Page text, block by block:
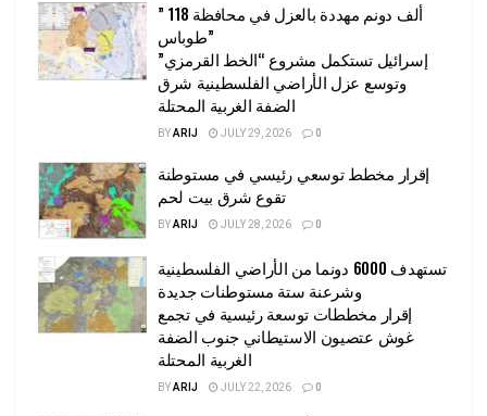
” 118 ألف دونم مهددة بالعزل في محافظة
طوباس”
إسرائيل تستكمل مشروع “الخط القرمزي”
وتوسع عزل الأراضي الفلسطينية شرق
الضفة الغربية المحتلة
BYARIJ JULY 29, 2026 0
إقرار مخطط توسعي رئيسي في مستوطنة
تقوع شرق بيت لحم
BYARIJ JULY 28, 2026 0
تستهدف 6000 دونما من الأراضي الفلسطينية
وشرعنة ستة مستوطنات جديدة
إقرار مخططات توسعة رئيسية في تجمع
غوش عتصيون الاستيطاني جنوب الضفة
الغربية المحتلة
BYARIJ JULY 22, 2026 0